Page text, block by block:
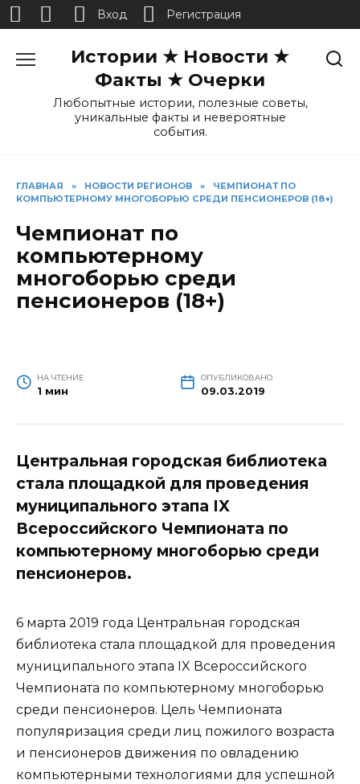
Истории ★ Новости ★
Факты ★ Очерки
Любопытные истории, полезные советы,
уникальные факты и невероятные
события.
ГЛАВНАЯ » НОВОСТИ РЕГИОНОВ »
ЧЕМПИОНАТ ПО
КОМПЬЮТЕРНОМУ МНОГОБОРЬЮ СРЕДИ ПЕНСИОНЕРОВ (18+)
Чемпионат по
компьютерному
многоборью среди
пенсионеров (18+)
НА ЧТЕНИЕ
1 мин
ОПУБЛИКОВАНО
09.03.2019
Центральная городская библиотека
стала площадкой для проведения
муниципального этапа IX
Всероссийского Чемпионата по
компьютерному многоборью среди
пенсионеров.
6 марта 2019 года Центральная городская
библиотека стала площадкой для проведения
муниципального этапа IX Всероссийского
Чемпионата по компьютерному многоборью
среди пенсионеров. Цель Чемпионата
популяризация среди лиц пожилого возраста
и пенсионеров движения по овладению
компьютерными технологиями для успешной
Вход Регистрация